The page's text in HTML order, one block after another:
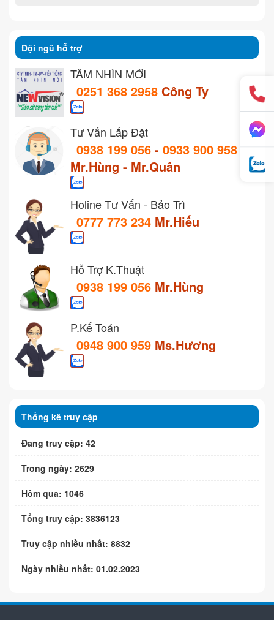
Đội ngũ hỗ trợ
TẦM NHÌN MỚI
0251 368 2958 Công Ty
Tư Vấn Lắp Đặt
0938 199 056 - 0933 900 958
Mr.Hùng - Mr.Quân
Holine Tư Vấn - Bảo Trì
0777 773 234 Mr.Hiếu
Hỗ Trợ K.Thuật
0938 199 056 Mr.Hùng
P.Kế Toán
0948 900 959 Ms.Hương
Thống kê truy cập
Đang truy cập: 42
Trong ngày: 2629
Hôm qua: 1046
Tổng truy cập: 3836123
Truy cập nhiều nhất: 8832
Ngày nhiều nhất: 01.02.2023